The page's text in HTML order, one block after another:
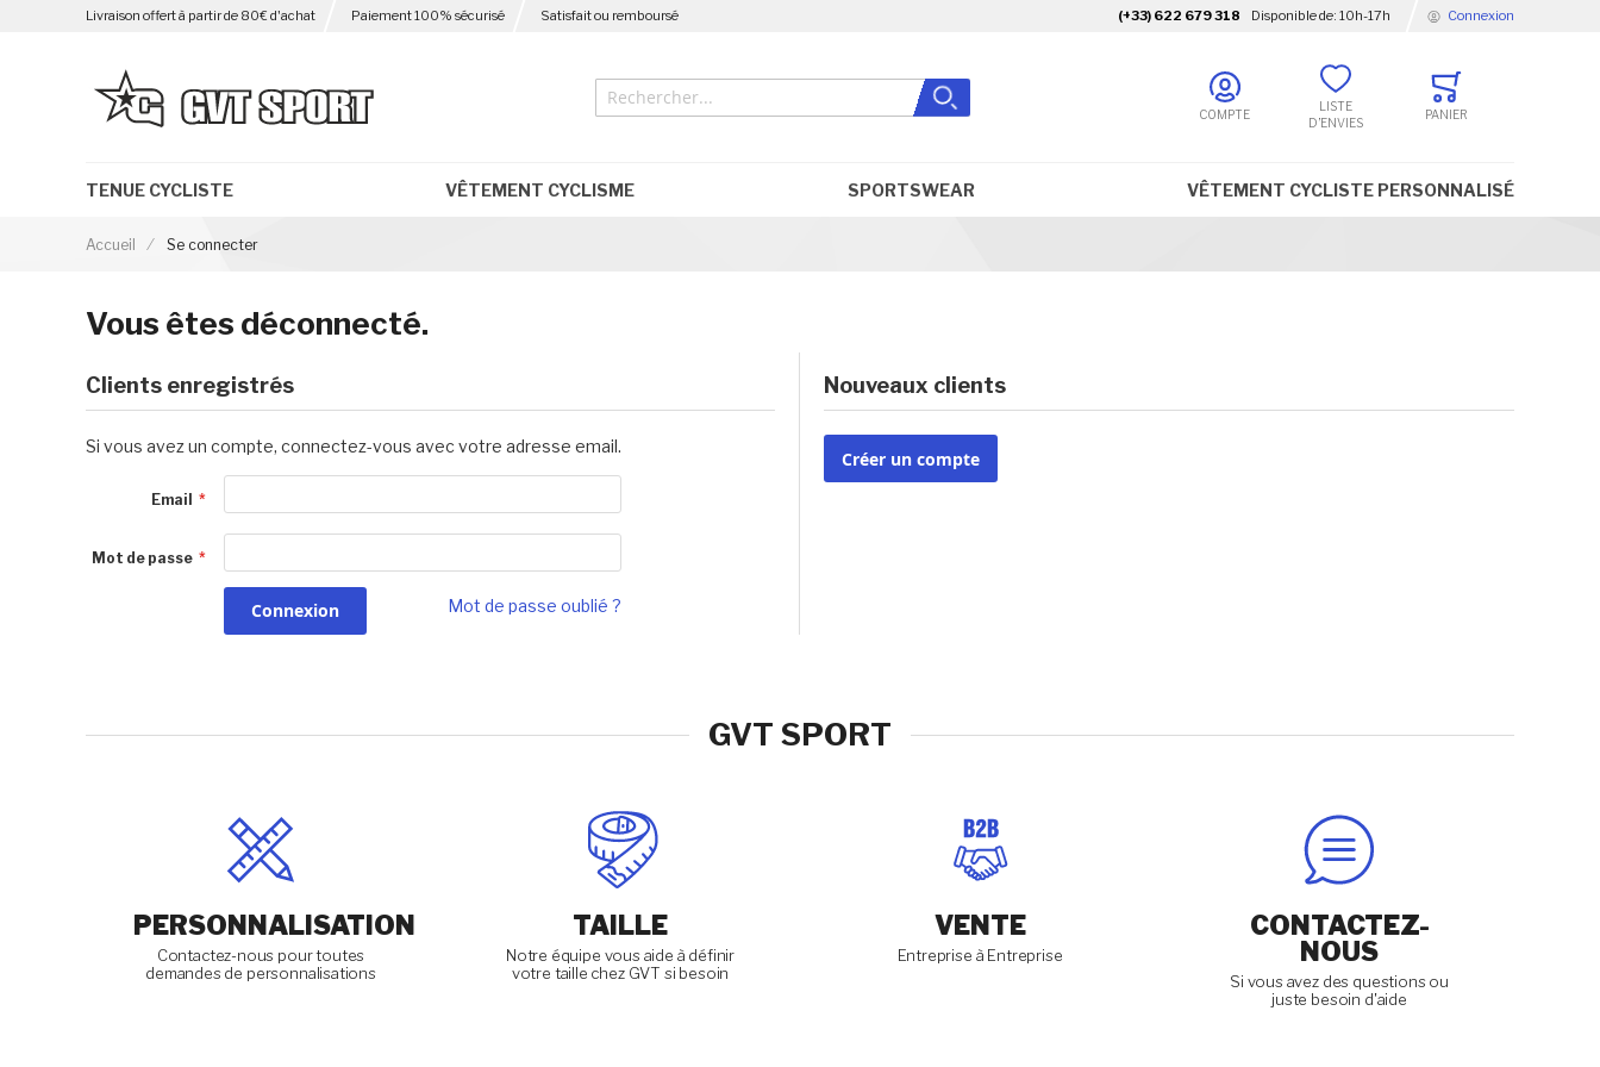
Livraison offert à partir de 80€ d'achat Paiement 100% sécurisé Satisfait ou remboursé (+33) 622 679 318 Disponible de: 10h-17h Connexion
Close searchRechercher COMPTE
LISTE
D’ENVIES
PANIER
TENUE CYCLISTE VÊTEMENT CYCLISME SPORTSWEAR VÊTEMENT CYCLISTE PERSONNALISÉ
Accueil Se connecter
Vous êtes déconnecté.
Clients enregistrés
Si vous avez un compte, connectez-vous avec votre adresse email.
Email
Mot de passe
Connexion Mot de passe oublié ?
Nouveaux clients
Créer un compte
GVT SPORT
PERSONNALISATION
Contactez-nous pour toutes
demandes de personnalisations
TAILLE
Notre équipe vous aide à définir
votre taille chez GVT si besoin
VENTE
Entreprise à Entreprise
CONTACTEZ-
NOUS
Si vous avez des questions ou
juste besoin d'aide